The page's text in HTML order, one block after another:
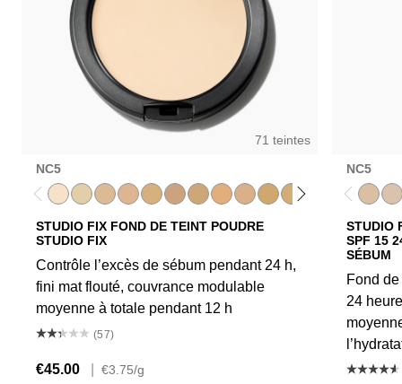
71 teintes
NC5
STUDIO FIX FOND DE TEINT POUDRE
STUDIO FIX
Contrôle l’excès de sébum pendant 24 h,
fini mat flouté, couvrance modulable
moyenne à totale pendant 12 h
(57)
€45.00 €3.75/g
NC5
STUDIO
SPF 15
SÉBUM
Fond
24